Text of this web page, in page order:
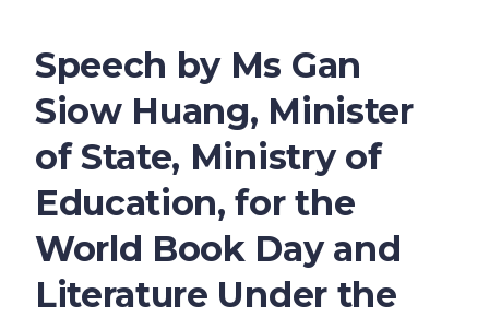
sensitive information only on official, secure websites.
Speech by Ms Gan
Siow Huang, Minister
of State, Ministry of
Education, for the
World Book Day and
Literature Under the